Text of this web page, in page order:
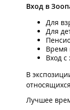
Вход в
Для
Для
Время
Вход
В
Лучшее